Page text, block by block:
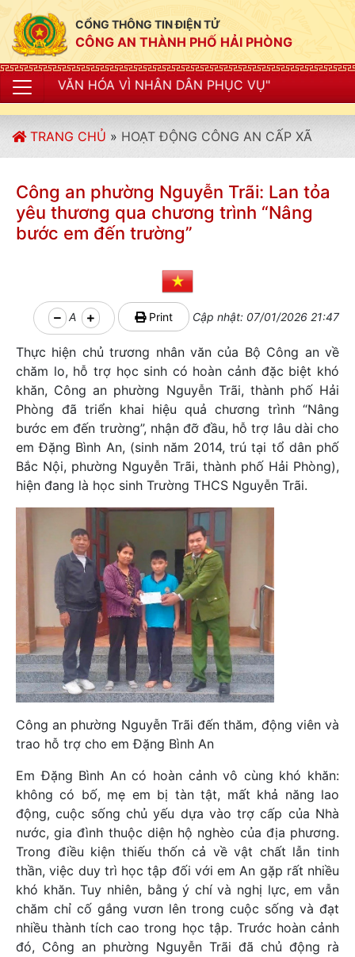
CỔNG THÔNG TIN ĐIỆN TỬ
CÔNG AN THÀNH PHỐ HẢI PHÒNG
NHÂN DÂN PHỤC VỤ"
TRANG CHỦ » HOẠT ĐỘNG CÔNG AN CẤP XÃ
Công an phường Nguyễn Trãi: Lan tỏa
yêu thương qua chương trình “Nâng
bước em đến trường”
A Print Cập nhật: 07/01/2026 21:47
Thực hiện chủ trương nhân văn của Bộ Công an về
chăm lo, hỗ trợ học sinh có hoàn cảnh đặc biệt khó
khăn, Công an phường Nguyễn Trãi, thành phố Hải
Phòng đã triển khai hiệu quả chương trình “Nâng
bước em đến trường”, nhận đỡ đầu, hỗ trợ lâu dài cho
em Đặng Bình An, (sinh năm 2014, trú tại tổ dân phố
Bắc Nội, phường Nguyễn Trãi, thành phố Hải Phòng),
hiện đang là học sinh Trường THCS Nguyễn Trãi.
Công an phường Nguyễn Trãi đến thăm, động viên và
trao hỗ trợ cho em Đặng Bình An
Em Đặng Bình An có hoàn cảnh vô cùng khó khăn:
không có bố, mẹ em bị tàn tật, mất khả năng lao
động, cuộc sống chủ yếu dựa vào trợ cấp của Nhà
nước, gia đình thuộc diện hộ nghèo của địa phương.
Trong điều kiện thiếu thốn cả về vật chất lẫn tinh
thần, việc duy trì học tập đối với em An gặp rất nhiều
khó khăn. Tuy nhiên, bằng ý chí và nghị lực, em vẫn
chăm chỉ cố gắng vươn lên trong cuộc sống và đạt
nhiều thành tích cao trong học tập. Trước hoàn cảnh
đó, Công an phường Nguyễn Trãi đã chủ động rà